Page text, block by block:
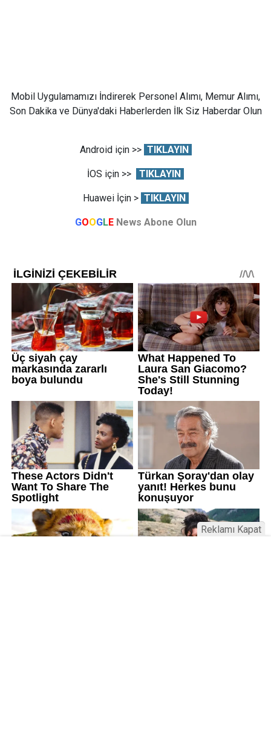
Mobil Uygulamamızı İndirerek Personel Alımı, Memur Alımı,
Son Dakika ve Dünya'daki Haberlerden İlk Siz Haberdar Olun
Android için >> TIKLAYIN
İOS için >> TIKLAYIN
Huawei İçin > TIKLAYIN
GOOGLE News Abone Olun
Reklamı Kapat